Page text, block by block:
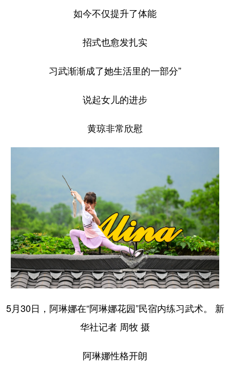
如今不仅提升了体能
招式也愈发扎实
习武渐渐成了她生活里的一部分”
说起女儿的进步
黄琼非常欣慰
5月30日，阿琳娜在“阿琳娜花园”民宿内练习武术。 新
华社记者 周牧 摄
阿琳娜性格开朗